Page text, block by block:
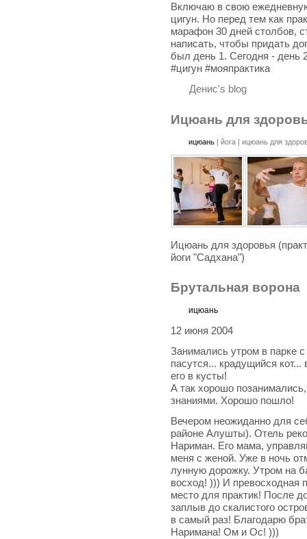
Включаю в свою
цигун. Но перед тем как
марафон 30 дней столбов,
написать, чтобы придать
был день 1. Сегодня - день
‪#‎цигун‬ ‪#‎мояпрактика‬
Денис's blog
Ицюань для
ицюань |йога |ицюань для
Ицюань для здоровья
йоги "Садхана")
Брутальная ворона
ицюань
12 июня 2004
Занимались утром в парке
пасутся... крадущийся кот...
его в кусты!
А так хорошо
знаниями. Хорошо пошло!
Вечером неожиданно для
районе Алушты). Отель
Нариман. Его мама,
меня с женой. Уже в ночь
лунную дорожку. Утром на
восход! ))) И превосходная
место для практик! После
заплыв до скалистого
в самый раз! Благодарю
Наримана! Ом и Ос! )))